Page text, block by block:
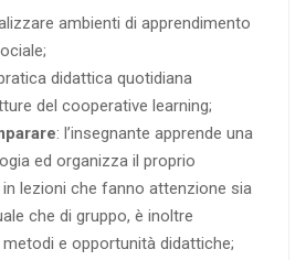
ambienti di apprendimento
didattica quotidiana
del cooperative learning;
: l’insegnante apprende una
ed organizza il proprio
lezioni che fanno attenzione sia
che di gruppo, è inoltre
e opportunità didattiche;